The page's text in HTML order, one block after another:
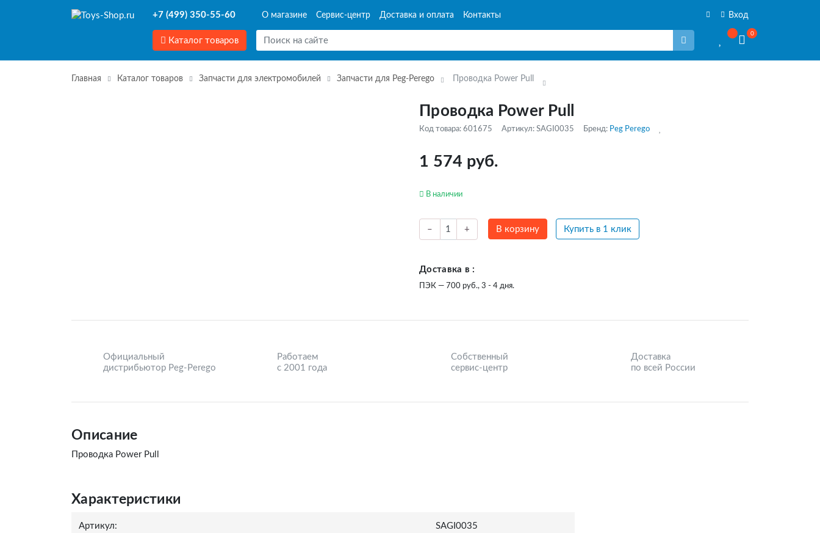
+7 (499) 350-55-60 О магазине Сервис-центр Доставка и оплата Контакты Вход
Каталог товаров
0
Главная Каталог товаров Запчасти для электромобилей Запчасти для Peg-Perego Проводка Power Pull
Проводка Power Pull
Код товара: 601675 Артикул: SAGI0035 Бренд: Peg Perego
1 574 руб.
В наличии
– + В корзину Купить в 1 клик
Доставка в :
ПЭК — 700 руб., 3 - 4 дня.
Официальный
дистрибьютор Peg-Perego
Работаем
с 2001 года
Собственный
сервис-центр
Доставка
по всей России
Описание
Проводка Power Pull
Характеристики
Артикул: SAGI0035